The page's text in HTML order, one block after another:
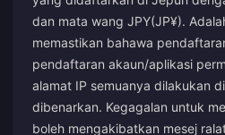
dan mata wang JPY(JP¥).
memastikan bahawa
pendaftaran akaun/aplikasi
alamat IP semuanya dilakukan
dibenarkan. Kegagalan untuk
boleh mengakibatkan mesej